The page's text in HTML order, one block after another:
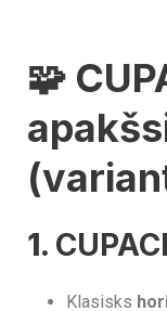
🧩
1.
Klasisks